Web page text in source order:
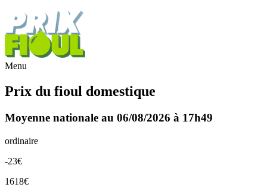
Menu
Prix du fioul domestique
Moyenne nationale au 06/08/2026 à 17h49
ordinaire
-23€
1618€